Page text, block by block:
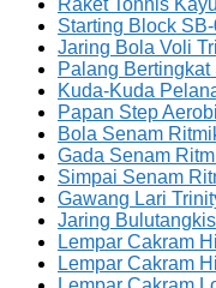
Raket Tonnis
Starting Block
Jaring Bola Voli
Palang
Kuda-Kuda
Papan Step
Bola Senam
Gada Senam
Simpai Senam
Gawang Lari
Jaring
Lempar Cakram
Lempar Cakram